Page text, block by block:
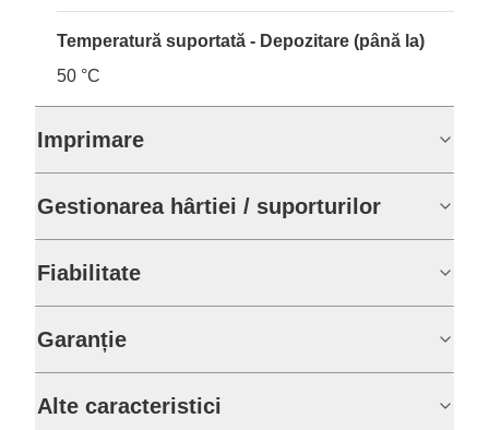
Temperatură suportată - Depozitare (până la)
50 °C
Imprimare
Gestionarea hârtiei / suporturilor
Fiabilitate
Garanție
Alte caracteristici